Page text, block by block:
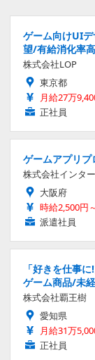
ゲーム向けUI
望/有給消化率
株式会社LOP
東京都
月給27万
正社員
ゲームアプリプ
株式会社インタ
大阪府
時給2,500円
派遣社員
「好きを仕事
ゲーム商品/未
株式会社覇王樹
愛知県
月給31万
正社員